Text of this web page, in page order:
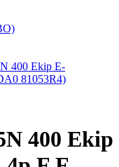
400 Ekip E-
81053R4)
400 Ekip